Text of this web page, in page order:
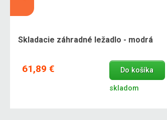
Skladacie záhradné ležadlo - modrá
61,89 € Do košíka
skladom